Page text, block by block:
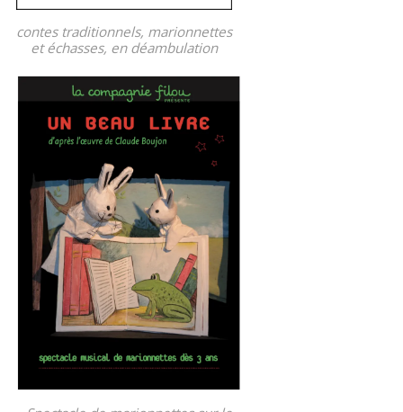
contes traditionnels, marionnettes
et échasses, en déambulation